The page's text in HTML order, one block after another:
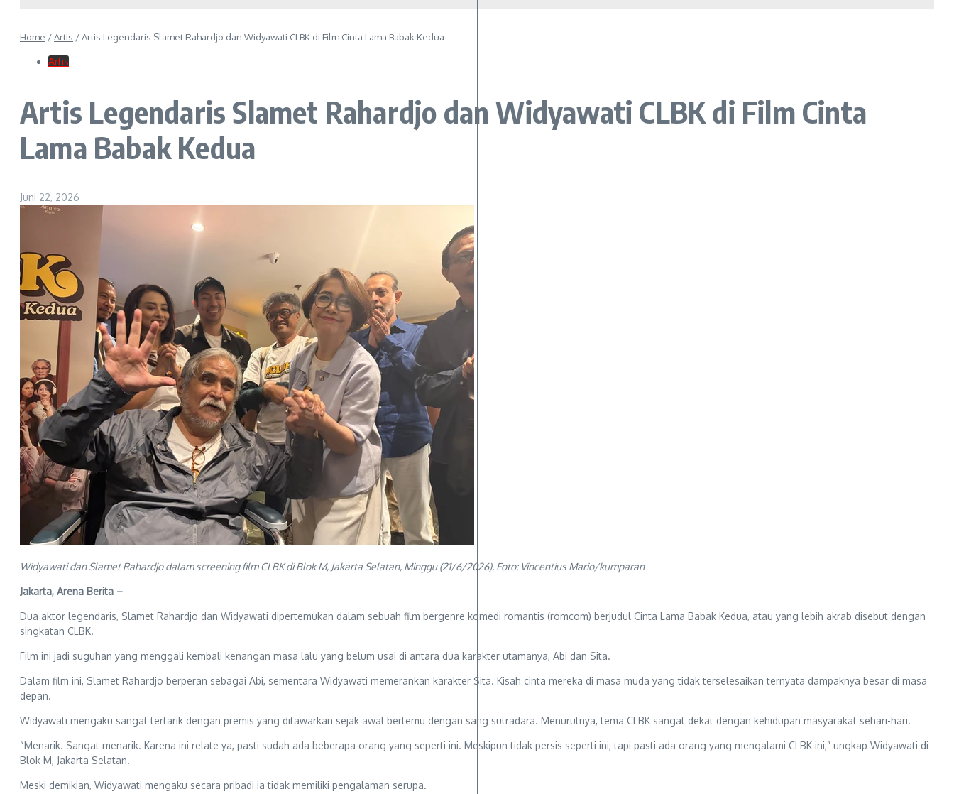
Home /Artis /Artis Legendaris Slamet Rahardjo dan Widyawati CLBK di Film Cinta Lama Babak Kedua
Artis
Artis Legendaris Slamet Rahardjo dan Widyawati CLBK di Film Cinta
Lama Babak Kedua
Juni 22, 2026
Widyawati dan Slamet Rahardjo dalam screening film CLBK di Blok M, Jakarta Selatan, Minggu (21/6/2026). Foto: Vincentius Mario/kumparan
Jakarta, Arena Berita –
Dua aktor legendaris, Slamet Rahardjo dan Widyawati dipertemukan dalam sebuah film bergenre komedi romantis (romcom) berjudul Cinta Lama Babak Kedua, atau yang lebih akrab disebut dengan
singkatan CLBK.
Film ini jadi suguhan yang menggali kembali kenangan masa lalu yang belum usai di antara dua karakter utamanya, Abi dan Sita.
Dalam film ini, Slamet Rahardjo berperan sebagai Abi, sementara Widyawati memerankan karakter Sita. Kisah cinta mereka di masa muda yang tidak terselesaikan ternyata dampaknya besar di masa
depan.
Widyawati mengaku sangat tertarik dengan premis yang ditawarkan sejak awal bertemu dengan sang sutradara. Menurutnya, tema CLBK sangat dekat dengan kehidupan masyarakat sehari-hari.
“Menarik. Sangat menarik. Karena ini relate ya, pasti sudah ada beberapa orang yang seperti ini. Meskipun tidak persis seperti ini, tapi pasti ada orang yang mengalami CLBK ini,” ungkap Widyawati di
Blok M, Jakarta Selatan.
Meski demikian, Widyawati mengaku secara pribadi ia tidak memiliki pengalaman serupa.